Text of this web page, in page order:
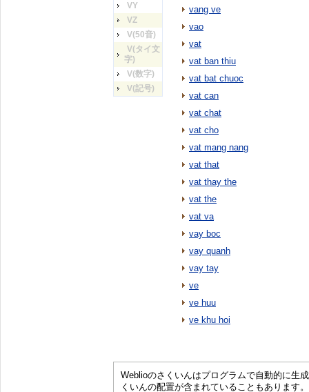
VY
VZ
V(50音)
V(タイ文
字)
V(数字)
V(記号)
vang ve
vao
vat
vat ban thiu
vat bat chuoc
vat can
vat chat
vat cho
vat mang nang
vat that
vat thay the
vat the
vat va
vay boc
vay quanh
vay tay
ve
ve huu
ve khu hoi
Weblioのさくいんはプログラムで自動的に生
くいんの配置が含まれていることもあります